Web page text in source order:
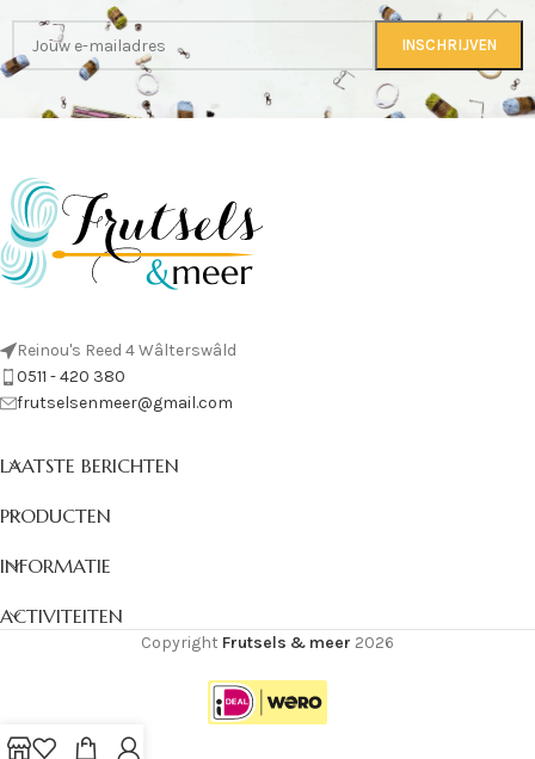
Reinou's Reed 4 Wâlterswâld
0511 - 420 380
frutselsenmeer@gmail.com
LAATSTE BERICHTEN
PRODUCTEN
INFORMATIE
ACTIVITEITEN
Copyright Frutsels & meer 2026